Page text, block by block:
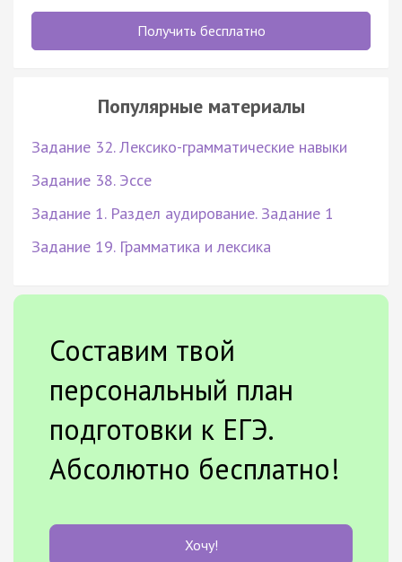
Получить бесплатно
Популярные материалы
Задание 32. Лексико-грамматические навыки
Задание 38. Эссе
Задание 1. Раздел аудирование. Задание 1
Задание 19. Грамматика и лексика
Составим твой
персональный план
подготовки к ЕГЭ.
Абсолютно бесплатно!
Хочу!